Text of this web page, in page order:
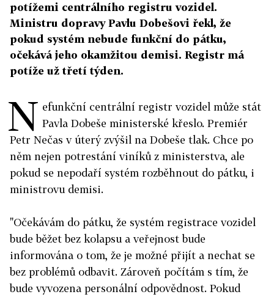
potížemi centrálního registru vozidel.
Ministru dopravy Pavlu Dobešovi řekl, že
pokud systém nebude funkční do pátku,
očekává jeho okamžitou demisi. Registr má
potíže už třetí týden.
N efunkční centrální registr vozidel může stát
Pavla Dobeše ministerské křeslo. Premiér
Petr Nečas v úterý zvýšil na Dobeše tlak. Chce po
něm nejen potrestání viníků z ministerstva, ale
pokud se nepodaří systém rozběhnout do pátku, i
ministrovu demisi.
"Očekávám do pátku, že systém registrace vozidel
bude běžet bez kolapsu a veřejnost bude
informována o tom, že je možné přijít a nechat se
bez problémů odbavit. Zároveň počítám s tím, že
bude vyvozena personální odpovědnost. Pokud